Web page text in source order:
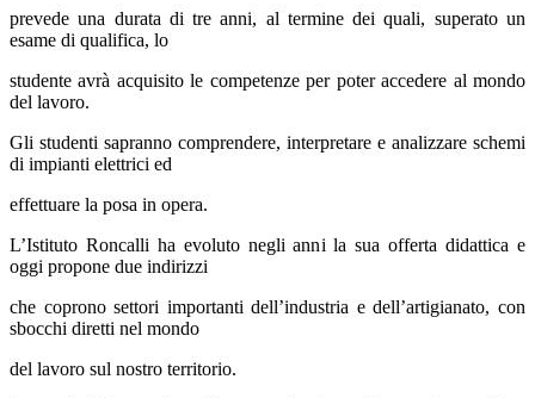
prevede una durata di tre anni, al termine dei quali, superato un
esame di qualifica, lo
studente avrà acquisito le competenze per poter accedere al mondo
del lavoro.
Gli studenti sapranno comprendere, interpretare e analizzare schemi
di impianti elettrici ed
effettuare la posa in opera.
L’Istituto Roncalli ha evoluto negli anni la sua offerta didattica e
oggi propone due indirizzi
che coprono settori importanti dell’industria e dell’artigianato, con
sbocchi diretti nel mondo
del lavoro sul nostro territorio.